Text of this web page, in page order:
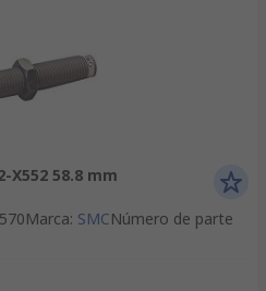
X552 58.8 mm
Marca: SMCNúmero de parte